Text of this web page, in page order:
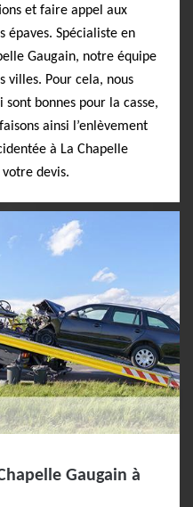
et faire appel aux
épaves. Spécialiste en
Gaugain, notre équipe
villes. Pour cela, nous
sont bonnes pour la casse,
ainsi l’enlèvement
à La Chapelle
devis.
Gaugain à